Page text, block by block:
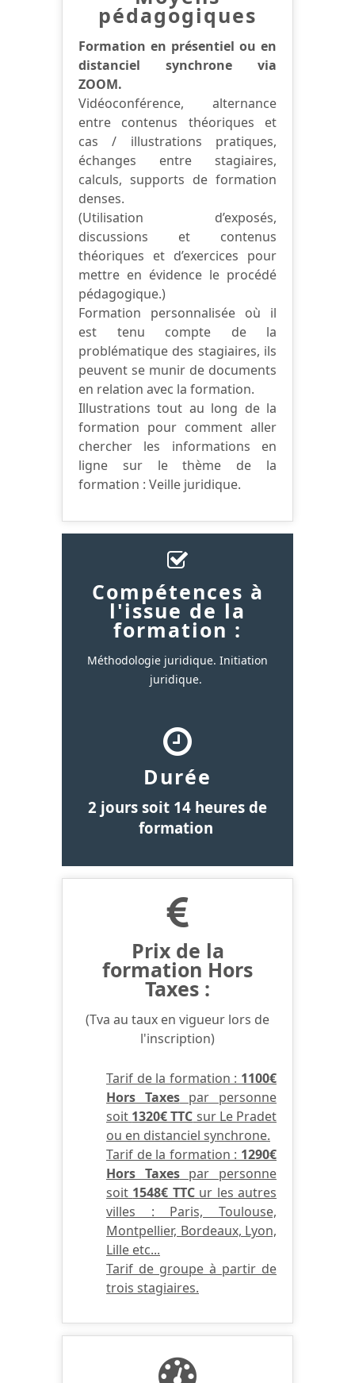
pédagogiques
Formation en présentiel ou en
distanciel synchrone via
ZOOM.
Vidéoconférence, alternance
entre contenus théoriques et
cas / illustrations pratiques,
échanges entre stagiaires,
calculs, supports de formation
denses.
(Utilisation d’exposés,
discussions et contenus
théoriques et d’exercices pour
mettre en évidence le procédé
pédagogique.)
Formation personnalisée où il
est tenu compte de la
problématique des stagiaires, ils
peuvent se munir de documents
en relation avec la formation.
Illustrations tout au long de la
formation pour comment aller
chercher les informations en
ligne sur le thème de la
formation : Veille juridique.
Compétences à
l'issue de la
formation :
Méthodologie juridique. Initiation
juridique.
Durée
2 jours soit 14 heures de
formation
Prix de la
formation Hors
Taxes :
(Tva au taux en vigueur lors de
l'inscription)
Tarif de la formation : 1100€
Hors Taxespar personne
soit 1320€ TTC sur Le Pradet
ou en distanciel synchrone.
Tarif de la formation : 1290€
Hors Taxespar personne
soit 1548€ TTC ur les autres
villes : Paris, Toulouse,
Montpellier, Bordeaux, Lyon,
Lille etc...
Tarif de groupe à partir de
trois stagiaires.